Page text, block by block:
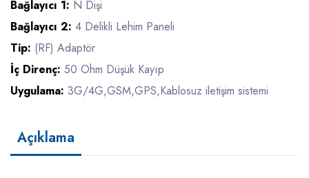
Bağlayıcı 1: N Dişi
Bağlayıcı 2: 4 Delikli Lehim Paneli
Tip: (RF) Adaptör
İç Direnç: 50 Ohm Düşük Kayıp
Uygulama: 3G/4G,GSM,GPS,Kablosuz iletişim sistemi
Açıklama